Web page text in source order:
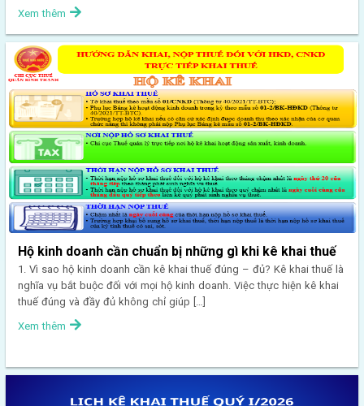
Xem thêm
Hộ kinh doanh cần chuẩn bị những gì khi kê khai thuế
1. Vì sao hộ kinh doanh cần kê khai thuế đúng – đủ? Kê khai thuế là
nghĩa vụ bắt buộc đối với mọi hộ kinh doanh. Việc thực hiện kê khai
thuế đúng và đầy đủ không chỉ giúp […]
Xem thêm